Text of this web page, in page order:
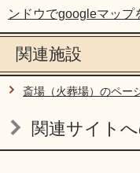
ンドウでgoogleマップ
関連施設
斎場（火葬場）のペー
関連サイト